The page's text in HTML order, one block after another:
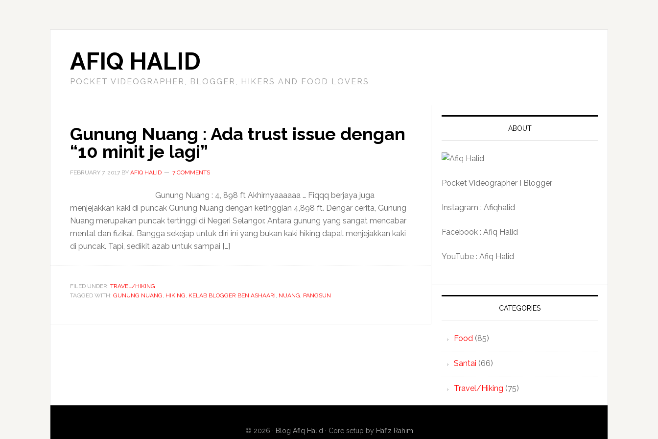
AFIQ HALID
POCKET VIDEOGRAPHER, BLOGGER, HIKERS AND FOOD LOVERS
Gunung Nuang : Ada trust issue dengan
“10 minit je lagi”
FEBRUARY 7, 2017 BY AFIQ HALID 7 COMMENTS
Gunung Nuang : 4, 898 ft Akhirnyaaaaaa … Fiqqq berjaya juga
menjejakkan kaki di puncak Gunung Nuang dengan ketinggian 4,898 ft. Dengar cerita, Gunung
Nuang merupakan puncak tertinggi di Negeri Selangor. Antara gunung yang sangat mencabar
mental dan fizikal. Bangga sekejap untuk diri ini yang bukan kaki hiking dapat menjejakkan kaki
di puncak. Tapi, sedikit azab untuk sampai […]
FILED UNDER: TRAVEL/HIKING
TAGGED WITH: GUNUNG NUANG, HIKING, KELAB BLOGGER BEN ASHAARI, NUANG, PANGSUN
ABOUT
Pocket Videographer I Blogger
Instagram : Afiqhalid
Facebook : Afiq Halid
YouTube : Afiq Halid
CATEGORIES
Food (85)
Santai (66)
Travel/Hiking (75)
© 2026 · Blog Afiq Halid · Core setup by Hafiz Rahim